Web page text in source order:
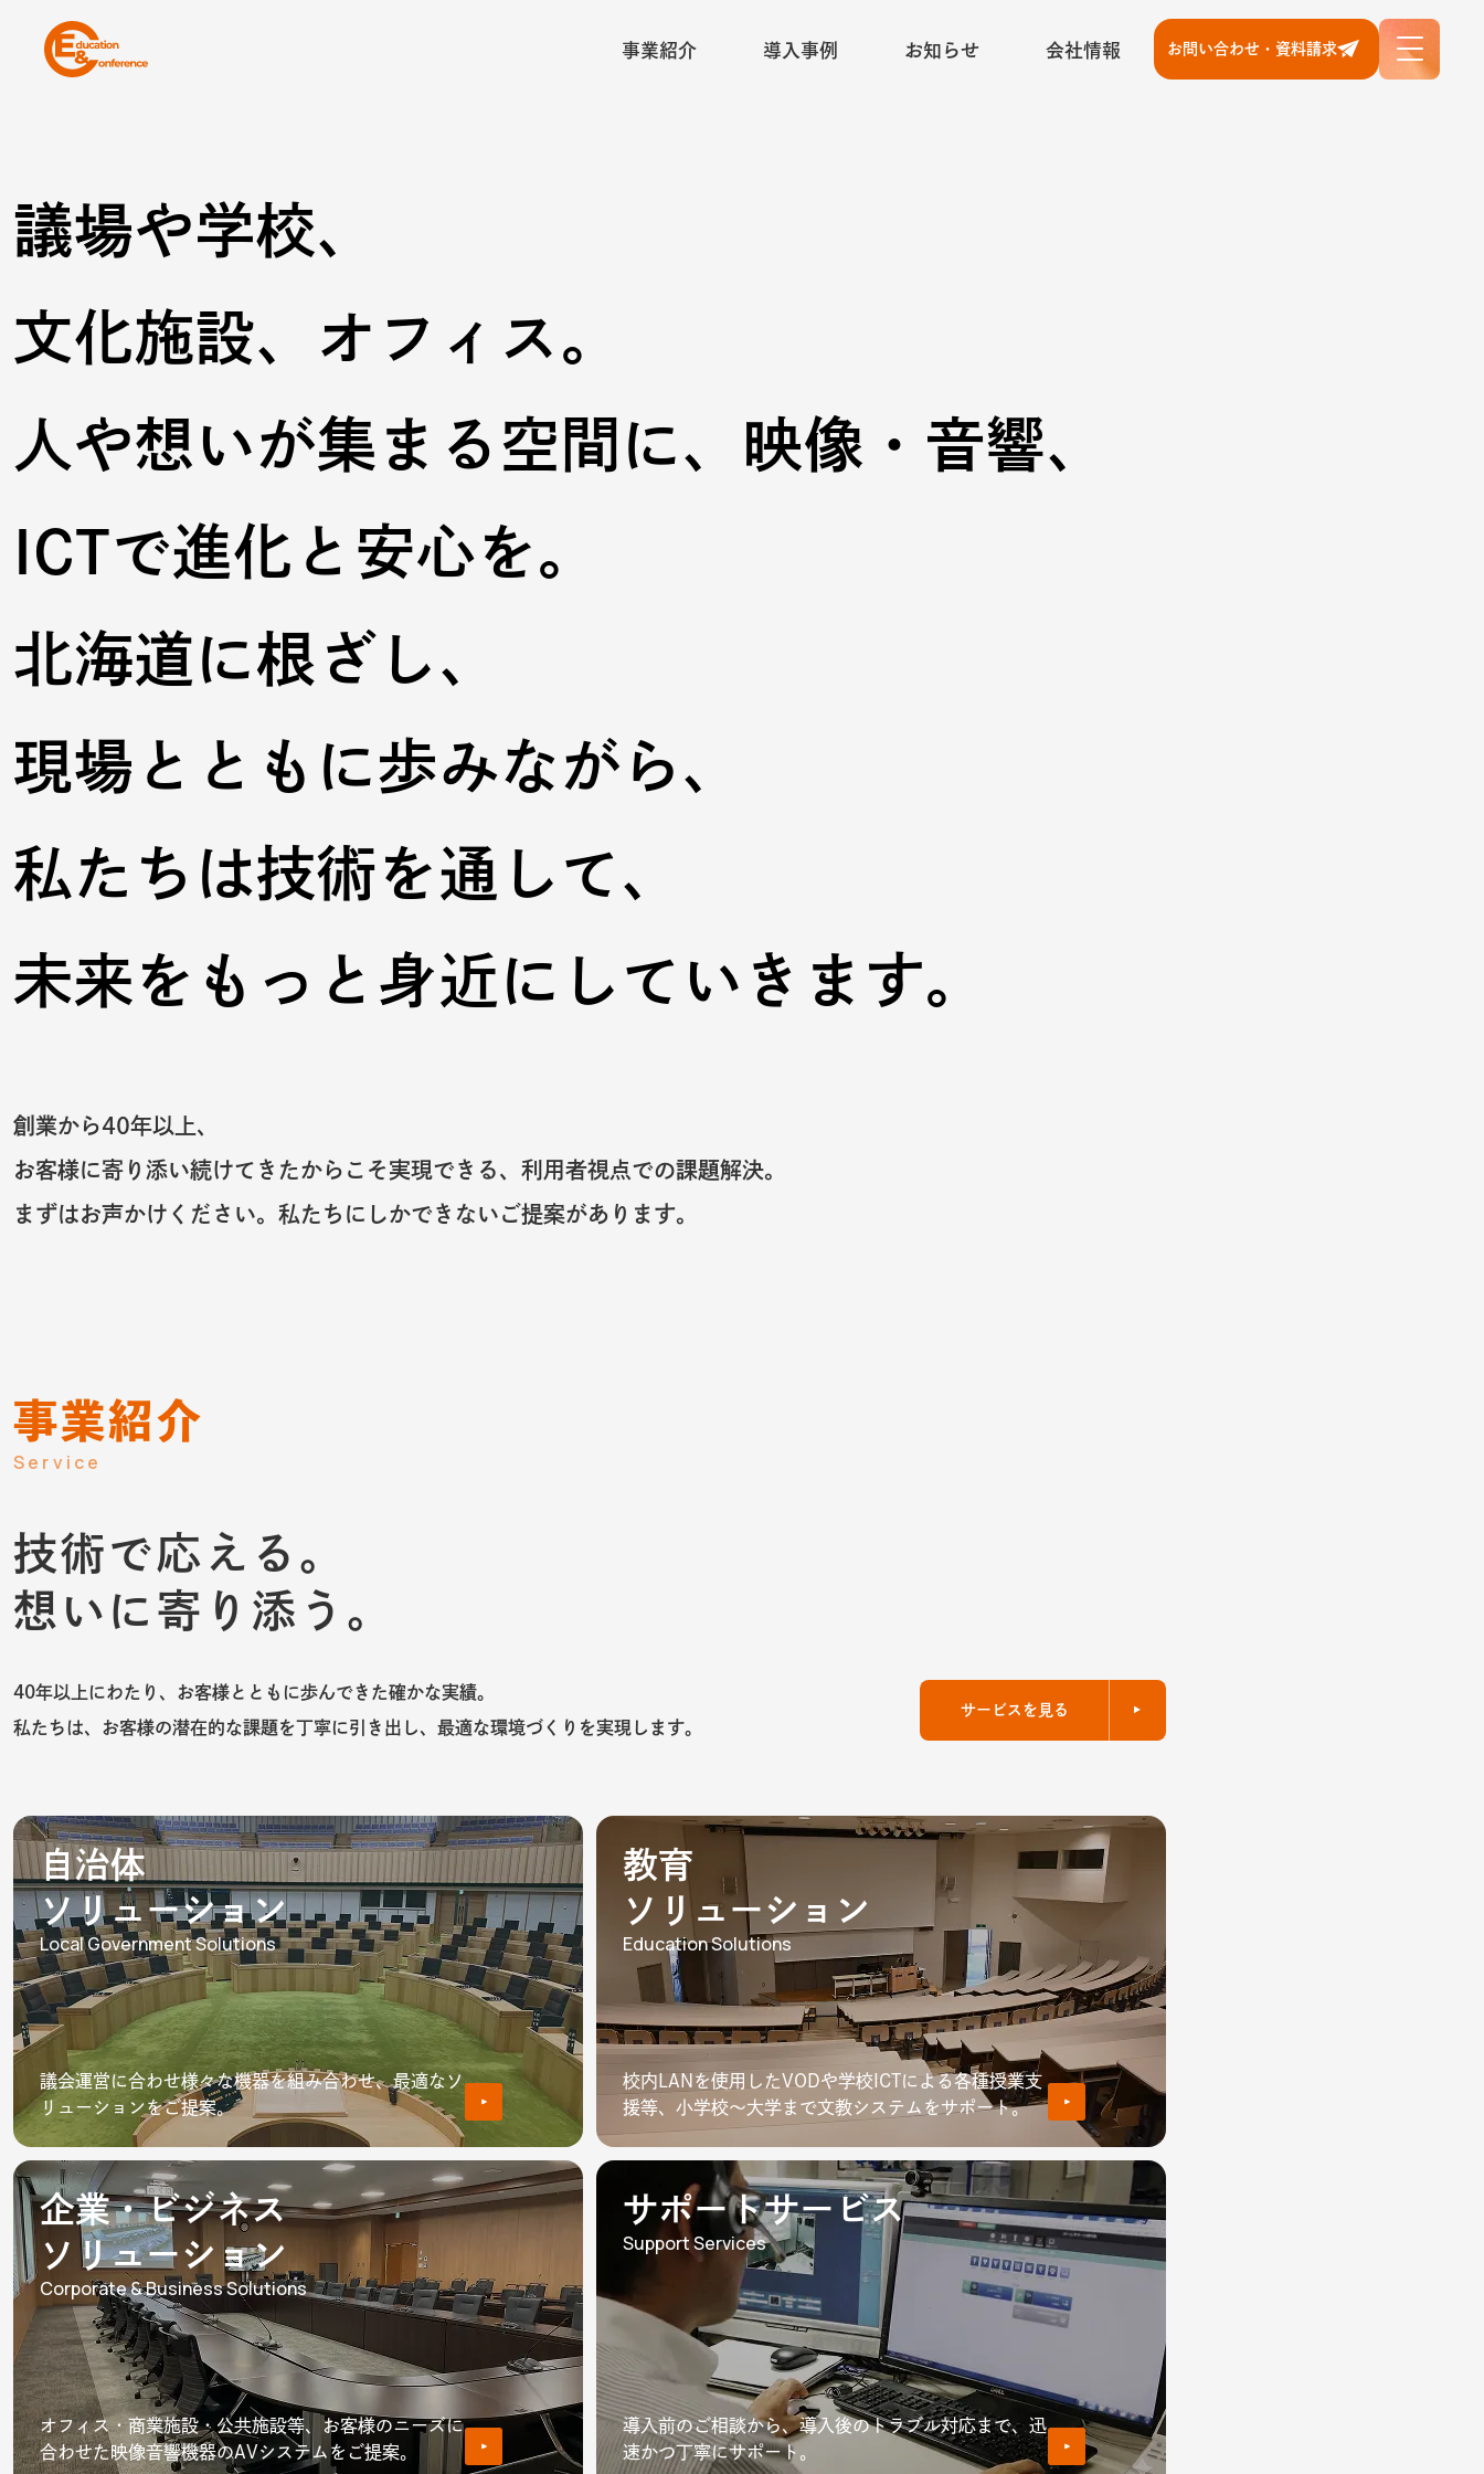
事業紹介 導入事例 お知らせ 会社情報 お問い合わせ・資料請求
議場や学校、
文化施設、オフィス。
人や想いが集まる空間に、映像・音響、
ICTで進化と安心を。
北海道に根ざし、
現場とともに歩みながら、
私たちは技術を通して、
未来をもっと 身近にしていきます。
創業から40年以上、
お客様に寄り添い続けてきたからこそ実現できる、利用者視点での課題解決。
まずはお声かけください。私たちにしかできないご提案があります。
事業紹介
Service
技術で応える。
想いに寄り添う。
40年以上にわたり、お客様とともに歩んできた確かな実績。
私たちは、お客様の潜在的な課題を丁寧に引き出し、最適な環境づくりを実現します。
サービスを見る
自治体
ソリューション
Local Government Solutions
議会運営に合わせ様々な機器を組み合わせ、最適なソ
リューションをご提案。
教育
ソリューション
Education Solutions
校内LANを使用したVODや学校ICTによる各種授業支
援等、小学校～大学まで文教システムをサポート。
企業・ビジネス
ソリューション
Corporate & Business Solutions
オフィス・商業施設・公共施設等、お客様のニーズに
合わせた映像音響機器のAVシステムをご提案。
サポートサービス
Support Services
導入前のご相談から、導入後のトラブル対応まで、迅
速かつ丁寧にサポート。